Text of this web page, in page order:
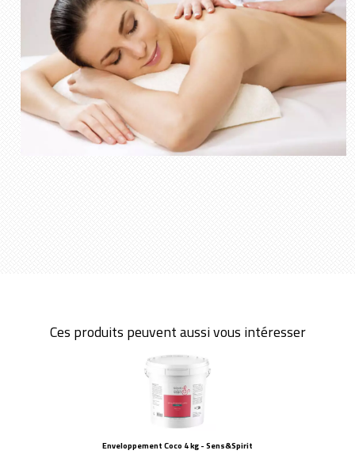
Ces produits peuvent aussi vous intéresser
Enveloppement Coco 4 kg - Sens&Spirit